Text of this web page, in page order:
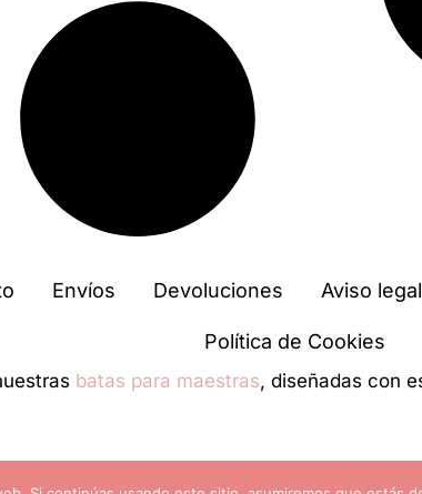
Envíos Devoluciones Aviso legal
Política de Cookies
batas para maestras, diseñadas con